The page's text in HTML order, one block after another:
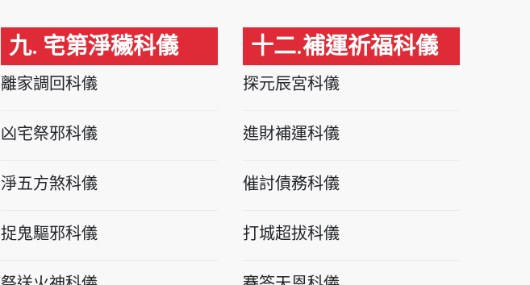
九. 宅第淨穢科儀
離家調回科儀
凶宅祭邪科儀
淨五方煞科儀
捉鬼驅邪科儀
十二.補運祈福科儀
探元辰宮科儀
進財補運科儀
催討債務科儀
打城超拔科儀